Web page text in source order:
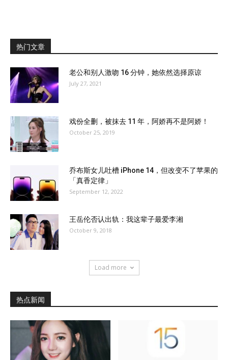
热门文章
老公和别人激吻 16 分钟，她依然选择原谅
July 27, 2021
戏份全删，被抹去 11 年，阿娇再不是阿娇！
October 25, 2019
乔布斯女儿吐槽 iPhone 14，但改变不了苹果的
「真香定律」
September 12, 2022
王岳伦否认出轨：我这辈子最爱李湘
October 9, 2018
Load more
热点新闻